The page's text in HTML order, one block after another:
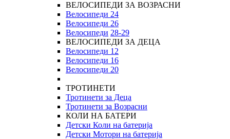
ВЕЛОСИПЕДИ ЗА ВОЗРАСНИ
Велосипеди 24
Велосипеди 26
Велосипеди 28-29
ВЕЛОСИПЕДИ ЗА ДЕЦА
Велосипеди 12
Велосипеди 16
Велосипеди 20
ТРОТИНЕТИ
Тротинети за Деца
Тротинети за Возрасни
КОЛИ НА БАТЕРИ
Детски Коли на батерија
Детски Мотори на батерија